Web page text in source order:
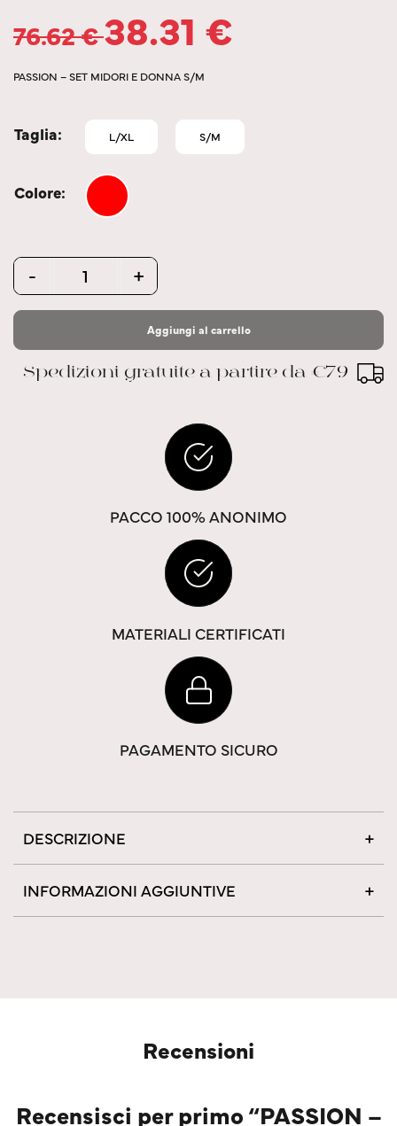
76.62€38.31 €
PASSION – SET MIDORI E DONNA S/M
Taglia L/XL S/M
Colore
Quantity
- +
Aggiungi al carrello
Spedizioni gratuite a partire da €79
PACCO 100% ANONIMO
MATERIALI CERTIFICATI
PAGAMENTO SICURO
DESCRIZIONE
INFORMAZIONI AGGIUNTIVE
Recensioni
Recensisci per primo “PASSION –